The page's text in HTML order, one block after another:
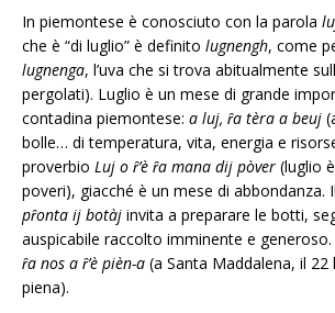
In piemontese è conosciuto con la parola
che è “di luglio” è definito lugnengh, come
lugnenga, l’uva che si trova abitualmente
pergolati). Luglio è un mese di grande
contadina piemontese: a luj, ȓa tèra a beuj
bolle… di temperatura, vita, energia e
proverbio Luj o ȓ’è ȓa mana dij pòver (luglio
poveri), giacché è un mese di abbondanza.
pȓonta ij botàj invita a preparare le botti,
auspicabile raccolto imminente e generoso.
ȓa nos a ȓ’è pièn-a (a Santa Maddalena, il 22
piena).